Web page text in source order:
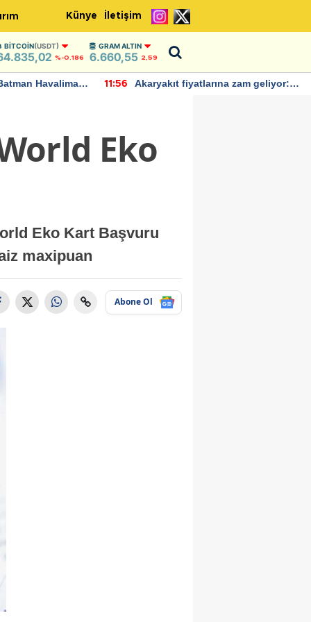
Künye İletişim
BITCOIN(USDT)
%-0.186
GRAM ALTIN
6.660,55 2,59
Havalimanı
11:56
Akaryakıt fiyatlarına zam geliyor:
Eko
Eko Kart Başvuru
maxipuan
Abone Ol